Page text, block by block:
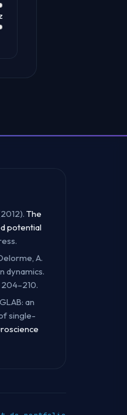
The
potential
A.
dynamics.
204–210.
an
single-